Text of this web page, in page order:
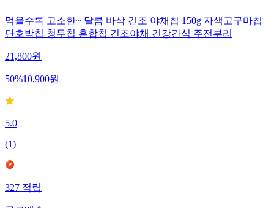
먹을수록 고소한~ 달콤 바삭 건조 야채칩 150g 자색고구마칩
단호박칩 청무칩 혼합칩 건조야채 건강간식 주전부리
21,800원
50%10,900원
5.0
(1)
327적립